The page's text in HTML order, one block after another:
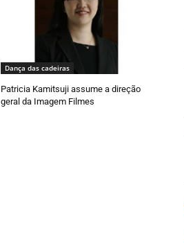
Dança das cadeiras
Patricia Kamitsuji assume a direção
geral da Imagem Filmes